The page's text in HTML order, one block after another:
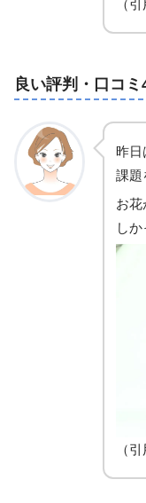
（
良い評判・口コ
昨
課題
お
しか
（